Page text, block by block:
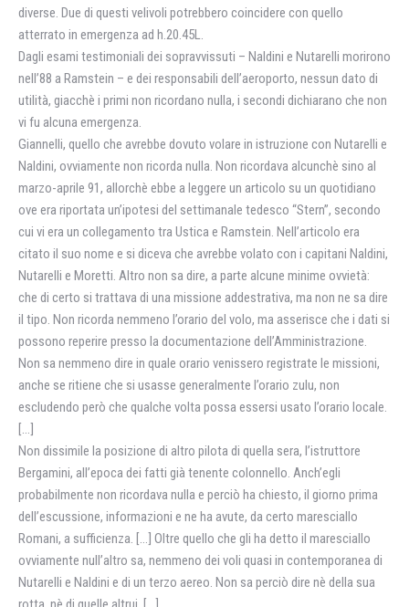
diverse. Due di questi velivoli potrebbero coincidere con quello
atterrato in emergenza ad h.20.45L.
Dagli esami testimoniali dei sopravvissuti – Naldini e Nutarelli morirono
nell’88 a Ramstein – e dei responsabili dell’aeroporto, nessun dato di
utilità, giacchè i primi non ricordano nulla, i secondi dichiarano che non
vi fu alcuna emergenza.
Giannelli, quello che avrebbe dovuto volare in istruzione con Nutarelli e
Naldini, ovviamente non ricorda nulla. Non ricordava alcunchè sino al
marzo-aprile 91, allorchè ebbe a leggere un articolo su un quotidiano
ove era riportata un’ipotesi del settimanale tedesco “Stern”, secondo
cui vi era un collegamento tra Ustica e Ramstein. Nell’articolo era
citato il suo nome e si diceva che avrebbe volato con i capitani Naldini,
Nutarelli e Moretti. Altro non sa dire, a parte alcune minime ovvietà:
che di certo si trattava di una missione addestrativa, ma non ne sa dire
il tipo. Non ricorda nemmeno l’orario del volo, ma asserisce che i dati si
possono reperire presso la documentazione dell’Amministrazione.
Non sa nemmeno dire in quale orario venissero registrate le missioni,
anche se ritiene che si usasse generalmente l’orario zulu, non
escludendo però che qualche volta possa essersi usato l’orario locale.
[…]
Non dissimile la posizione di altro pilota di quella sera, l’istruttore
Bergamini, all’epoca dei fatti già tenente colonnello. Anch’egli
probabilmente non ricordava nulla e perciò ha chiesto, il giorno prima
dell’escussione, informazioni e ne ha avute, da certo maresciallo
Romani, a sufficienza. […] Oltre quello che gli ha detto il maresciallo
ovviamente null’altro sa, nemmeno dei voli quasi in contemporanea di
Nutarelli e Naldini e di un terzo aereo. Non sa perciò dire nè della sua